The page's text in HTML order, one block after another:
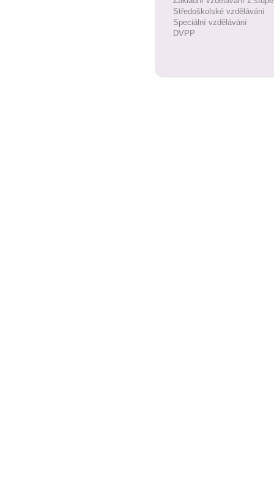
Středoškolské vzdělávání
Speciální vzdělávání
DVPP